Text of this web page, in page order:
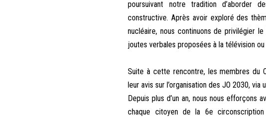
poursuivant notre tradition d’aborder
constructive. Après avoir exploré des
nucléaire, nous continuons de privilégier
joutes verbales proposées à la télévision
Suite à cette rencontre, les membres du
leur avis sur l’organisation des JO 2030, via
Depuis plus d’un an, nous nous efforçons
chaque citoyen de la 6e